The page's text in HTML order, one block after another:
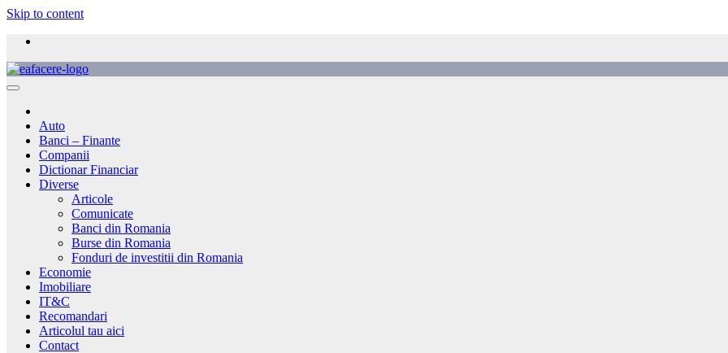
Skip to content
Auto
Banci – Finante
Companii
Dictionar Financiar
Diverse
Articole
Comunicate
Banci din Romania
Burse din Romania
Fonduri de investitii din Romania
Economie
Imobiliare
IT&C
Recomandari
Articolul tau aici
Contact